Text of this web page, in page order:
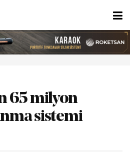
65 milyon
sistemi